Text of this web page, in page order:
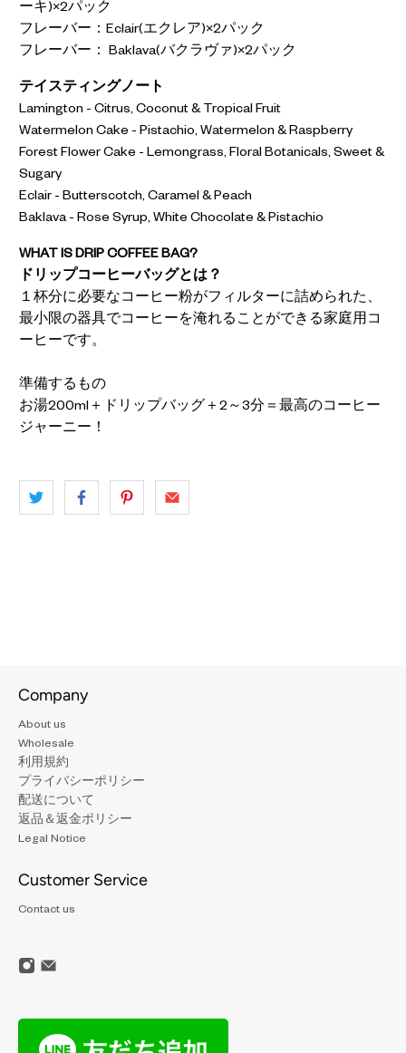
ーキ)×2パック
フレーバー：Eclair(エクレア)×2パック
フレーバー： Baklava(バクラヴァ)×2パック
テイスティングノート
Lamington - Citrus, Coconut & Tropical Fruit
Watermelon Cake - Pistachio, Watermelon & Raspberry
Forest Flower Cake - Lemongrass, Floral Botanicals, Sweet &
Sugary
Eclair - Butterscotch, Caramel & Peach
Baklava - Rose Syrup, White Chocolate & Pistachio
WHAT IS DRIP COFFEE BAG?
ドリップコーヒーバッグとは？
１杯分に必要なコーヒー粉がフィルターに詰められた、
最小限の器具でコーヒーを淹れることができる家庭用コ
ーヒーです。
準備するもの
お湯200ml＋ドリップバッグ＋2～3分＝最高のコーヒー
ジャーニー！
Company
About us
Wholesale
利用規約
プライバシーポリシー
配送について
返品＆返金ポリシー
Legal Notice
Customer Service
Contact us